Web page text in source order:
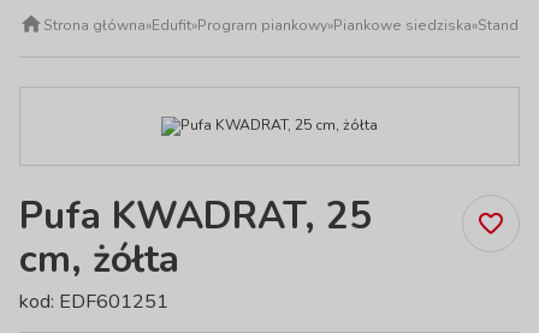
Strona główna»Edufit»Program piankowy»Piankowe siedziska»
Pufa KWADRAT, 25
cm, żółta
kod: EDF601251